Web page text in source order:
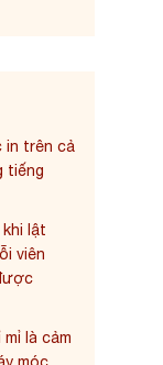
in trên cả
tiếng
lật
viên
là cảm